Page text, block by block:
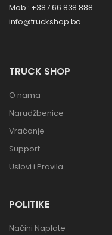
Mob.: +387 66 838 888
info@truckshop.ba
TRUCK SHOP
O nama
Narudžbenice
Vraćanje
Support
Uslovi i Pravila
POLITIKE
Načini Naplate